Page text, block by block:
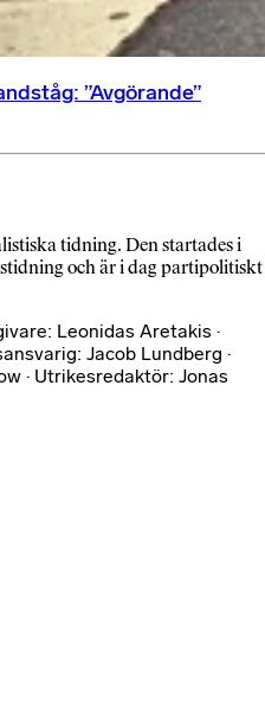
”Avgörande”
tidning. Den startades i
och är i dag partipolitiskt
Leonidas Aretakis ·
Jacob Lundberg ·
· Utrikesredaktör: Jonas